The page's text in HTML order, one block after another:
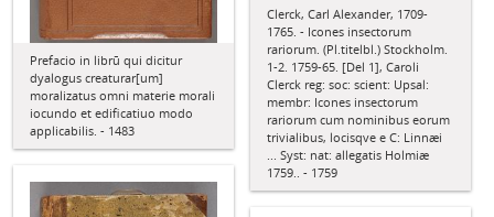
Clerck, Carl Alexander, 1709-
1765. - Icones insectorum
rariorum. (Pl.titelbl.) Stockholm.
1-2. 1759-65. [Del 1], Caroli
Clerck reg: soc: scient: Upsal:
membr: Icones insectorum
rariorum cum nominibus eorum
trivialibus, locisqve e C: Linnæi
... Syst: nat: allegatis Holmiæ
1759.. - 1759
Prefacio in librū qui dicitur
dyalogus creaturar[um]
moralizatus omni materie morali
iocundo et edificatiuo modo
applicabilis. - 1483